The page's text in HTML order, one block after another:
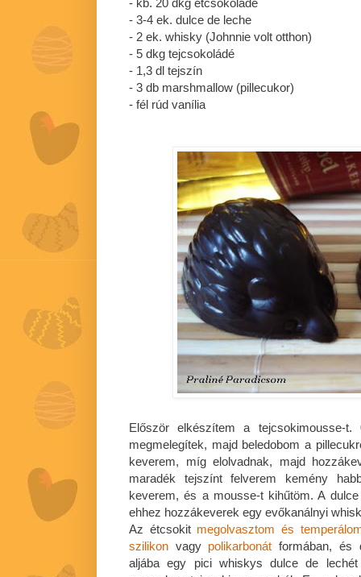
- kb. 20 dkg étcsokoládé
- 3-4 ek. dulce de leche
- 2 ek. whisky (Johnnie volt otthon)
- 5 dkg tejcsokoládé
- 1,3 dl tejszín
- 3 db marshmallow (pillecukor)
- fél rúd vanília
Először elkészítem a tejcsokimousse-
megmelegítek, majd beledobom a
keverem, míg elolvadnak, majd
maradék tejszínt felverem kemény
keverem, és a mousse-t kihűtöm. A
ehhez hozzákeverek egy evőkanálnyi
Az étcsokit megolvasztom és
szilikon vagy polikarbonát formában, és
aljába egy pici whiskys dulce de lechét